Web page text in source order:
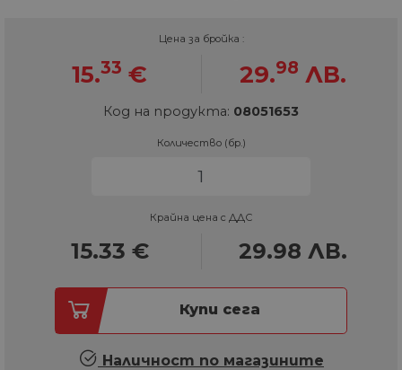
Цена за бройка :
15.33 € 29.98 ЛВ.
Код на продукта: 08051653
Количество (бр.)
Крайна цена с ДДС
15.33 € 29.98 ЛВ.
Купи сега
Наличност по магазините